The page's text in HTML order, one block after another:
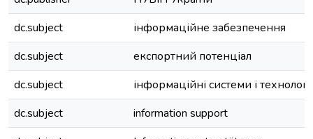
dc.subject
інформаційне забезпечення
dc.subject
експортний потенціал
dc.subject
інформаційні системи і технології
dc.subject
information support